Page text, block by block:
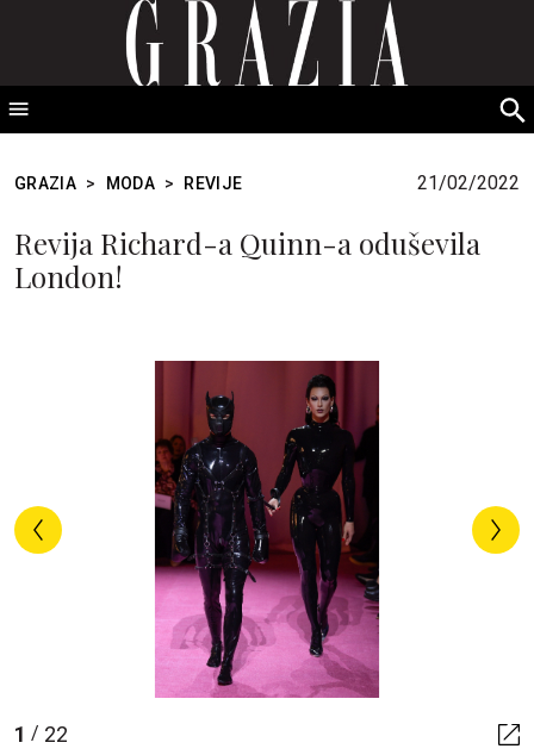
GRAZIA Srbija
GRAZIA > MODA > REVIJE 21/02/2022
Revija Richard-a Quinn-a oduševila
London!
1 / 22